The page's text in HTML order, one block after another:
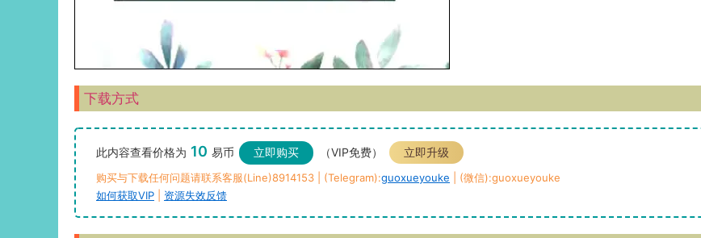
下载方式
此内容查看价格为 10 易币 立即购买 （VIP免费） 立即升级
购买与下载任何问题请联系客服(Line)8914153 | (Telegram):guoxueyouke | (微信):guoxueyouke
如何获取VIP
资源失效反馈